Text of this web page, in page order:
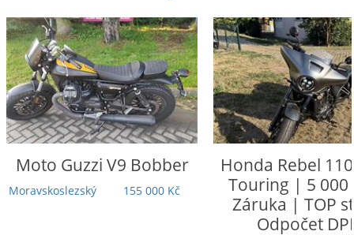
Moto Guzzi V9 Bobber
Moravskoslezský 155 000 Kč
Honda Rebel
Touring | 5
Záruka | TOP
Odpočet